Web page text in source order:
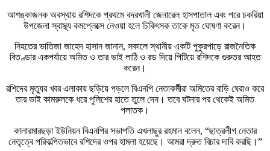
আশঙ্কাজনক অবস্থায় রশিদকে প্রথমে বদরখালী জেনারেল হাসপাতাল এবং পরে চকরিয়া
উপজেলা স্বাস্থ্য কমপ্লেক্সে নেওয়া হলে চিকিৎসক তাকে মৃত ঘোষণা করেন।
নিহতের ভাতিজা জাহেদ হাসান জানান, সকালে স্থানীয় একটি পুকুরপাড়ে রাজনৈতিক
বিতণ্ডার একপর্যায়ে অমিত ও তার ভাই লাঠি ও রড দিয়ে পিটিয়ে রশিদকে গুরুতর আহত
করেন।
রশিদের মৃত্যুর খবর এলাকায় ছড়িয়ে পড়লে বিএনপি নেতাকর্মীরা অমিতের বাড়ি ঘেরাও করে
তার ভাই কামরুলকে ধরে পুলিশের হাতে তুলে দেন। তবে ঘটনার পর থেকেই অমিত
পলাতক।
কালারমারছড়া ইউনিয়ন বিএনপির সভাপতি এখলাছুর রহমান বলেন, “ছাত্রলীগ নেতার
নেতৃত্বে পরিকল্পিতভাবে রশিদের ওপর হামলা হয়েছে। আমরা দ্রুত বিচার দাবি করছি।”